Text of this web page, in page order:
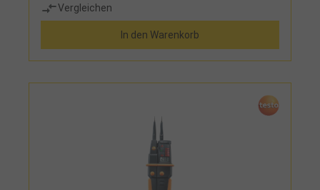
AutoV/LoZBesonderheiten:Bargraph
Vergleichen
In den Warenkorb